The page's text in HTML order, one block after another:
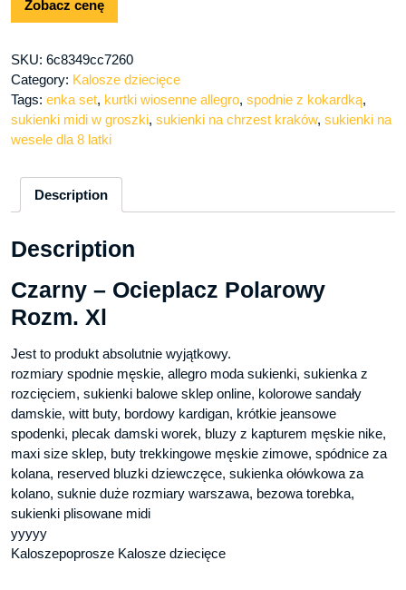
Zobacz cenę
SKU: 6c8349cc7260
Category: Kalosze dziecięce
Tags: enka set, kurtki wiosenne allegro, spodnie z kokardką,
sukienki midi w groszki, sukienki na chrzest kraków, sukienki na
wesele dla 8 latki
Description
Description
Czarny – Ocieplacz Polarowy
Rozm. Xl
Jest to produkt absolutnie wyjątkowy.
rozmiary spodnie męskie, allegro moda sukienki, sukienka z
rozcięciem, sukienki balowe sklep online, kolorowe sandały
damskie, witt buty, bordowy kardigan, krótkie jeansowe
spodenki, plecak damski worek, bluzy z kapturem męskie nike,
maxi size sklep, buty trekkingowe męskie zimowe, spódnice za
kolana, reserved bluzki dziewczęce, sukienka ołówkowa za
kolano, suknie duże rozmiary warszawa, bezowa torebka,
sukienki plisowane midi
yyyyy
Kaloszepoprosze Kalosze dziecięce